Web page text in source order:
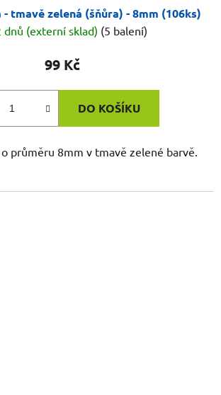
tmavě zelená (šňůra) - 8mm (106ks)
dnů (externí sklad) (5 balení)
99 Kč
DO KOŠÍKU
průměru 8mm v tmavě zelené barvě.